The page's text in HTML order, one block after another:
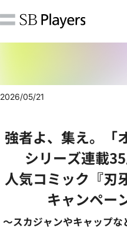
会社概要・沿革
経営理念・ミッ
ト
社長挨拶・役員
2026/05/21
強者よ、集え。「
シリーズ連載
人気コミック『刃
キャンペー
～スカジャンやキャップ